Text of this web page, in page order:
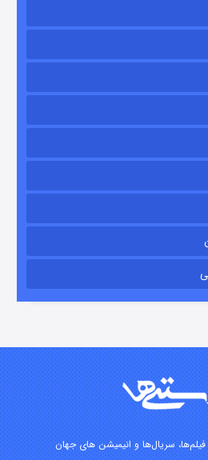
۱۵ (دوبله) منتشر شد
فیلم‌ها، سریال‌ها و انیمیشن های جهان